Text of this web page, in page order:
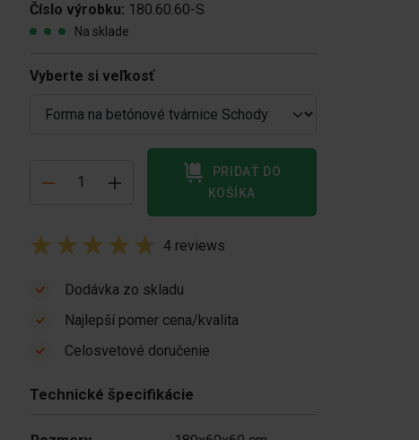
Číslo výrobku: 180.60.60-S
Na sklade
Vyberte si veľkosť
KOŠÍKA
4 reviews
betónových
€ 1 350,00
Dodávka zo skladu
Najlepší pomer cena/kvalita
Celosvetové doručenie
Technické špecifikácie